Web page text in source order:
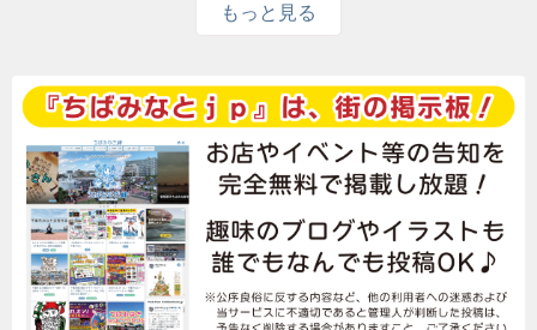
もっと見る